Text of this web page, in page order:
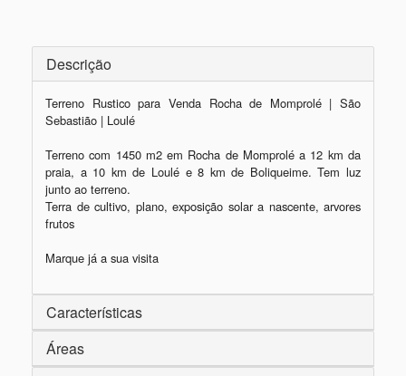
Descrição
Terreno Rustico para Venda Rocha de Momprolé | São
Sebastião | Loulé
Terreno com 1450 m2 em Rocha de Momprolé a 12 km da
praia, a 10 km de Loulé e 8 km de Boliqueime. Tem luz
junto ao terreno.
Terra de cultivo, plano, exposição solar a nascente, arvores
frutos
Características
Áreas